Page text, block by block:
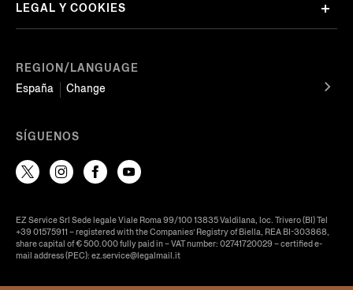
REGION/LANGUAGE
España
Change
LEGAL Y COOKIES
SÍGUENOS
EZ Service Srl Sede legale Viale Roma 99/100 13835 Valdilana, loc. Trivero (BI) Tel
+39 01575911 – registered with the Companies’ Registry of Biella, REA BI-303868,
share capital of € 500.000 fully paid in – VAT number: 02741720029 – certified e-
mail address (PEC): ez.service@legalmail.it